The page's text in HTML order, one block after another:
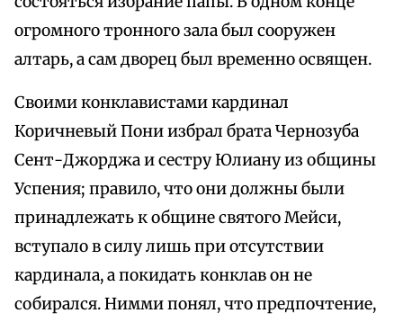
огромного тронного зала был сооружен
алтарь, а сам дворец был временно освящен.
Своими конклавистами кардинал
Коричневый Пони избрал брата Чернозуба
Сент-Джорджа и сестру Юлиану из общины
Успения; правило, что они должны были
принадлежать к общине святого Мейси,
вступало в силу лишь при отсутствии
кардинала, а покидать конклав он не
собирался. Нимми понял, что предпочтение,